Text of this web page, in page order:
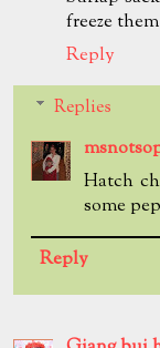
freeze
Reply
Replies
Hatch
some
Reply